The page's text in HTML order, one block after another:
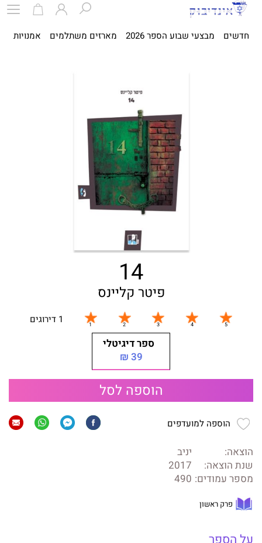
חדשים מבצעי שבוע הספר 2026 מארזים משתלמים אמנויות
14
פיטר קליינס
1 דירוגים
ספר דיגיטלי
39 ₪
הוספה לסל
הוספה למועדפים
הוצאה:
יניב
שנת הוצאה:
2017
מספר עמודים: 490
פרק ראשון